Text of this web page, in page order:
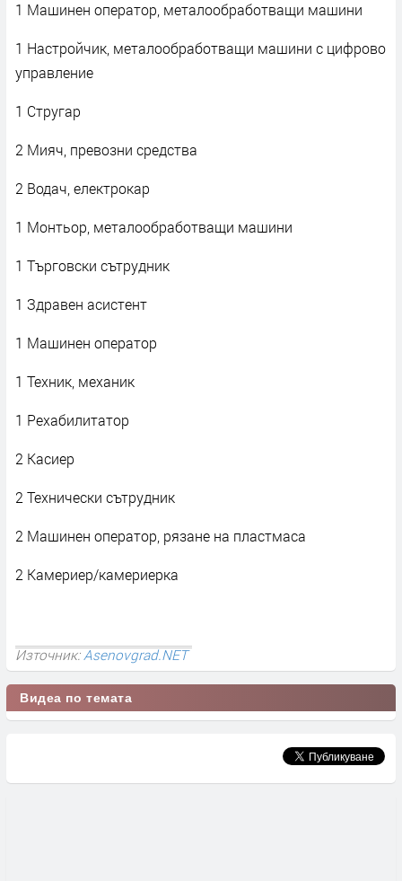
1 Машинен оператор, металообработващи машини
1 Настройчик, металообработващи машини с цифрово
управление
1 Стругар
2 Мияч, превозни средства
2 Водач, електрокар
1 Монтьор, металообработващи машини
1 Търговски сътрудник
1 Здравен асистент
1 Машинен оператор
1 Техник, механик
1 Рехабилитатор
2 Касиер
2 Технически сътрудник
2 Машинен оператор, рязане на пластмаса
2 Камериер/камериерка
Източник:Asenovgrad.NET
Видеа по темата